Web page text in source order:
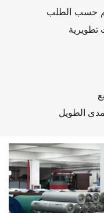
حسب الطلب
تطويرية
الطويل